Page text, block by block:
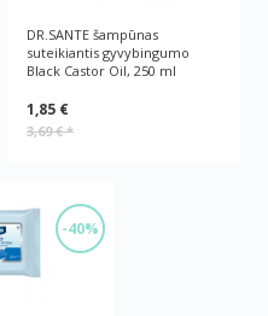
DR.SANTE šampūnas
suteikiantis gyvybingumo
Black Castor Oil, 250 ml
1,85 €
3,69 €*
-40%